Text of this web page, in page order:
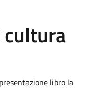
libro la